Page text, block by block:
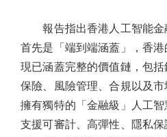
報告指出香港人工智能金
首先是「端到端涵蓋」，香
現已涵蓋完整的價值鏈，包括
保險、風險管理、合規以及
擁有獨特的「金融級」人工
支援可審計、高彈性、隱私